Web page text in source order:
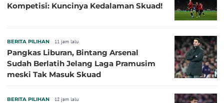
Kompetisi: Kuncinya Kedalaman Skuad!
BERITA PILIHAN 11 jam lalu
Pangkas Liburan, Bintang Arsenal
Sudah Berlatih Jelang Laga Pramusim
meski Tak Masuk Skuad
BERITA PILIHAN 12 jam lalu